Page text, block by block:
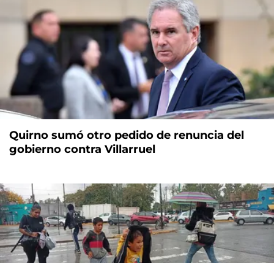
Quirno sumó otro pedido de renuncia del
gobierno contra Villarruel